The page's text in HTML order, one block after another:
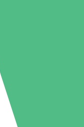
verplichting